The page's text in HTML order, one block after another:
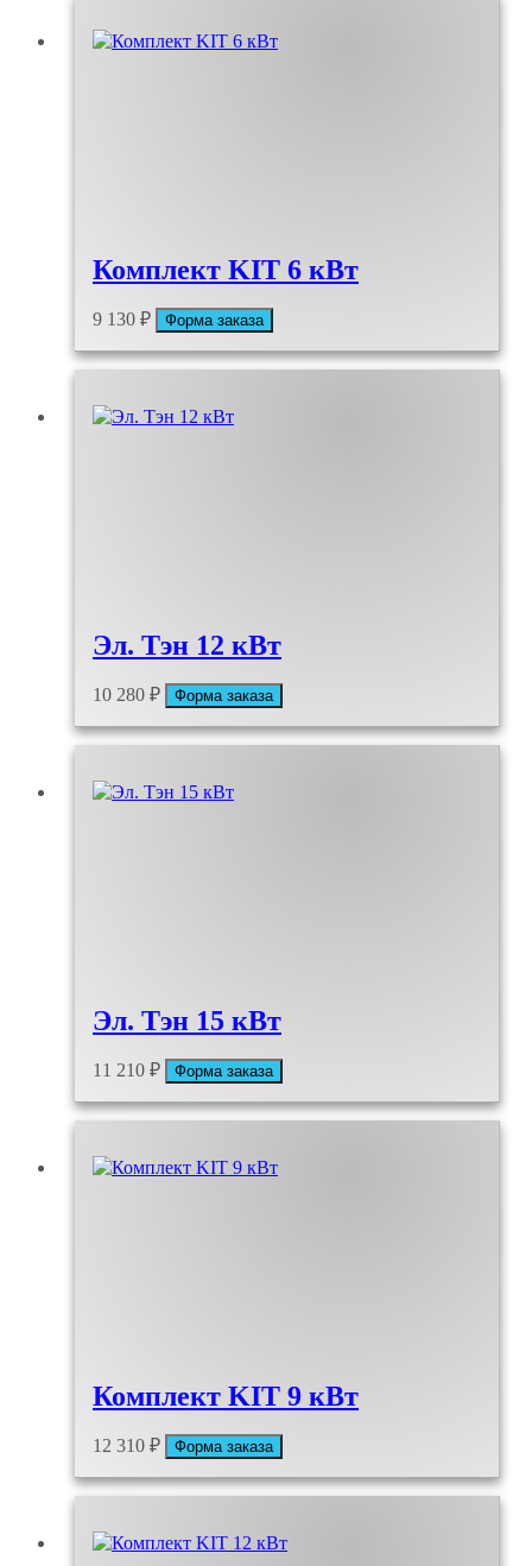
Комплект KIT 6 кВт
9 130 ₽ Форма заказа
Эл. Тэн 12 кВт
10 280 ₽ Форма заказа
Эл. Тэн 15 кВт
11 210 ₽ Форма заказа
Комплект KIT 9 кВт
12 310 ₽ Форма заказа